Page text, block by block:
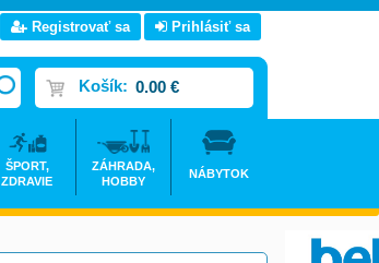
Registrovať sa Prihlásiť sa
Košík: 0.00 €
ŠPORT,
ZDRAVIE
ZÁHRADA,
HOBBY
NÁBYTOK